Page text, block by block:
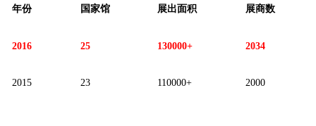
年份 国家馆 展出面积 展商数
2016 25 130000+ 2034
2015 23 110000+ 2000